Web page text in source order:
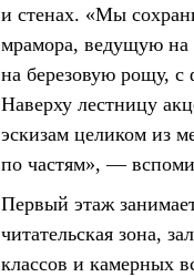
и стенах. «Мы
мрамора, ведущую на
на березовую рощу,
Наверху лестницу
эскизам целиком из
по частям», —
Первый этаж
читательская зона,
классов и камерных